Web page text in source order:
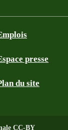
presse
du site
CC-BY